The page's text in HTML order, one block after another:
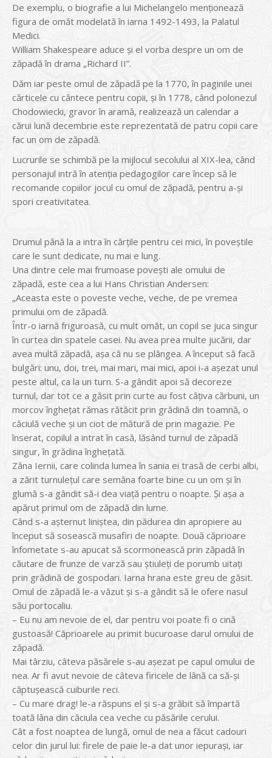
De exemplu, o biografie a lui Michelangelo menţionează
figura de omăt modelată în iarna 1492-1493, la Palatul
Medici.
William Shakespeare aduce şi el vorba despre un om de
zăpadă în drama „Richard II”.
Dăm iar peste omul de zăpadă pe la 1770, în paginile unei
cărticele cu cântece pentru copii, şi în 1778, când polonezul
Chodowiecki, gravor în aramă, realizează un calendar a
cărui lună decembrie este reprezentată de patru copii care
fac un om de zăpadă.
Lucrurile se schimbă pe la mijlocul secolului al XIX-lea, când
personajul intră în atenţia pedagogilor care încep să le
recomande copiilor jocul cu omul de zăpadă, pentru a-şi
spori creativitatea.
Drumul până la a intra în cărţile pentru cei mici, în poveştile
care le sunt dedicate, nu mai e lung.
Una dintre cele mai frumoase poveşti ale omului de
zăpadă, este cea a lui Hans Christian Andersen:
„Aceasta este o poveste veche, veche, de pe vremea
primului om de zăpadă.
Într-o iarnă friguroasă, cu mult omăt, un copil se juca singur
în curtea din spatele casei. Nu avea prea multe jucării, dar
avea multă zăpadă, așa că nu se plângea. A început să facă
bulgări: unu, doi, trei, mai mari, mai mici, apoi i-a așezat unul
peste altul, ca la un turn. S-a gândit apoi să decoreze
turnul, dar tot ce a găsit prin curte au fost câțiva cărbuni, un
morcov înghețat rămas rătăcit prin grădină din toamnă, o
căciulă veche și un ciot de mătură de prin magazie. Pe
înserat, copilul a intrat în casă, lăsând turnul de zăpadă
singur, în grădina înghețată.
Zâna Iernii, care colinda lumea în sania ei trasă de cerbi albi,
a zărit turnulețul care semăna foarte bine cu un om și în
glumă s-a gândit să-i dea viață pentru o noapte. Și așa a
apărut primul om de zăpadă din lume.
Când s-a așternut liniștea, din pădurea din apropiere au
început să sosească musafiri de noapte. Două căprioare
înfometate s-au apucat să scormonească prin zăpadă în
căutare de frunze de varză sau știuleți de porumb uitați
prin grădină de gospodari. Iarna hrana este greu de găsit.
Omul de zăpadă le-a văzut și s-a gândit să le ofere nasul
său portocaliu.
– Eu nu am nevoie de el, dar pentru voi poate fi o cină
gustoasă! Căprioarele au primit bucuroase darul omului de
zăpadă.
Mai târziu, câteva păsărele s-au așezat pe capul omului de
nea. Ar fi avut nevoie de câteva firicele de lână ca să-și
căptușească cuiburile reci.
– Cu mare drag! le-a răspuns el și s-a grăbit să împartă
toată lâna din căciula cea veche cu păsările cerului.
Cât a fost noaptea de lungă, omul de nea a făcut cadouri
celor din jurul lui: firele de paie le-a dat unor iepurași, iar